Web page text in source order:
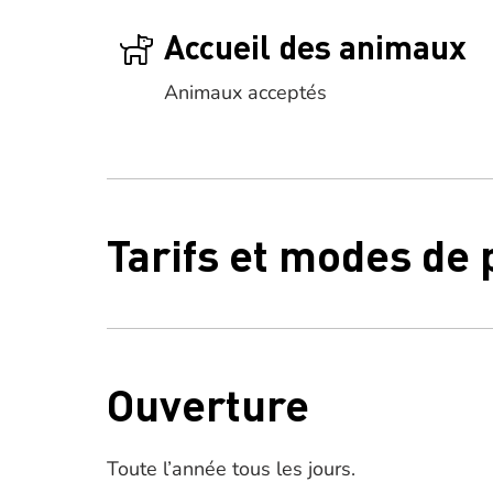
Accueil des animaux
Animaux acceptés
Tarifs et modes de
Ouverture
Toute l’année tous les jours.